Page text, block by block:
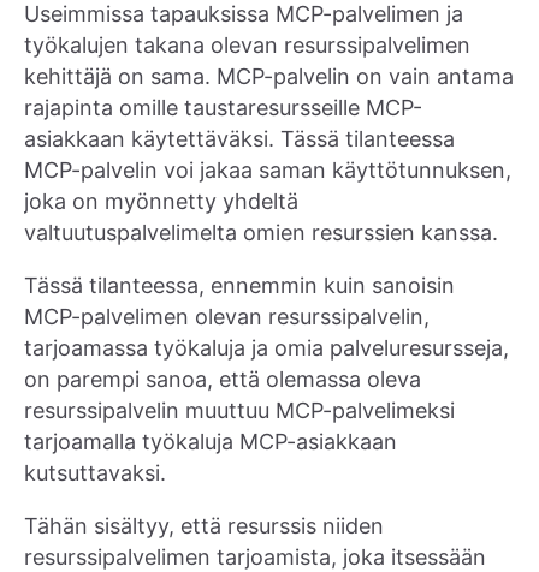
Useimmissa tapauksissa MCP-palvelimen ja
työkalujen takana olevan resurssipalvelimen
kehittäjä on sama. MCP-palvelin on vain antama
rajapinta omille taustaresursseille MCP-
asiakkaan käytettäväksi. Tässä tilanteessa
MCP-palvelin voi jakaa saman käyttötunnuksen,
joka on myönnetty yhdeltä
valtuutuspalvelimelta omien resurssien kanssa.
Tässä tilanteessa, ennemmin kuin sanoisin
MCP-palvelimen olevan resurssipalvelin,
tarjoamassa työkaluja ja omia palveluresursseja,
on parempi sanoa, että olemassa oleva
resurssipalvelin muuttuu MCP-palvelimeksi
tarjoamalla työkaluja MCP-asiakkaan
kutsuttavaksi.
Tähän sisältyy, että resurssis niiden
resurssipalvelimen tarjoamista, joka itsessään